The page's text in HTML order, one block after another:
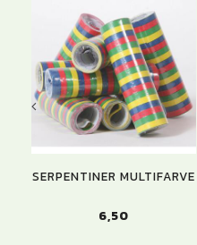
SERPENTINER MULTIFARVE
6,50